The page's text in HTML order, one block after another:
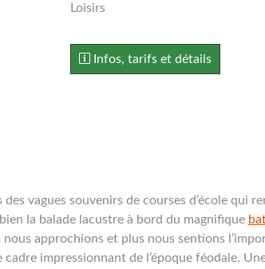
Loisirs
Infos, tarifs et détails
des vagues souvenirs de courses d’école qui
la balade lacustre à bord du magnifique
approchions et plus nous sentions
impressionnant de l’époque féodale.